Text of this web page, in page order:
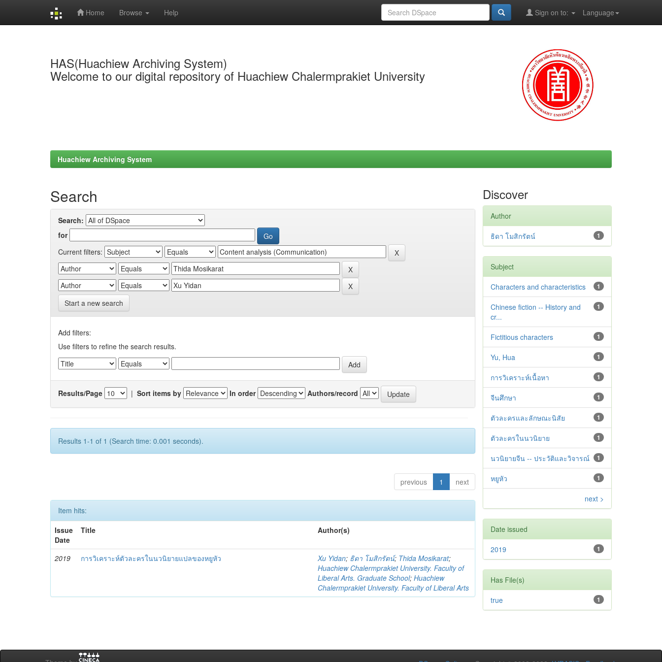
Home Browse Help Language
Sign on to:
HAS(Huachiew Archiving System)
Welcome to our digital repository of Huachiew Chalermprakiet University
Huachiew Archiving System
Search
Search:
for
Current filters:
Start a new search
Add filters:
Use filters to refine the search results.
Results/Page | Sort items by In order Authors/record
Results 1-1 of 1 (Search time: 0.001 seconds).
previous 1 next
Item hits:
Issue
Date
Title Author(s)
2019 การวิเคราะห์ตัวละครในนวนิยายแปลของหยูหัว Xu Yidan; ธิดา โมสิกรัตน์; Thida Mosikarat;
Huachiew Chalermprakiet University. Faculty of
Liberal Arts. Graduate School;Huachiew
Chalermprakiet University. Faculty of Liberal Arts
Discover
Author
1
ธิดา โมสิกรัตน์
Subject
1
Characters and characteristics
1
Chinese fiction -- History and
cr...
1
Fictitious characters
1
Yu, Hua
1
การวิเคราะห์เนื้อหา
1
จีนศึกษา
1
ตัวละครและลักษณะนิสัย
1
ตัวละครในนวนิยาย
1
นวนิยายจีน -- ประวัติและวิจารณ์
1
หยูหัว
next >
Date issued
1
2019
Has File(s)
1
true